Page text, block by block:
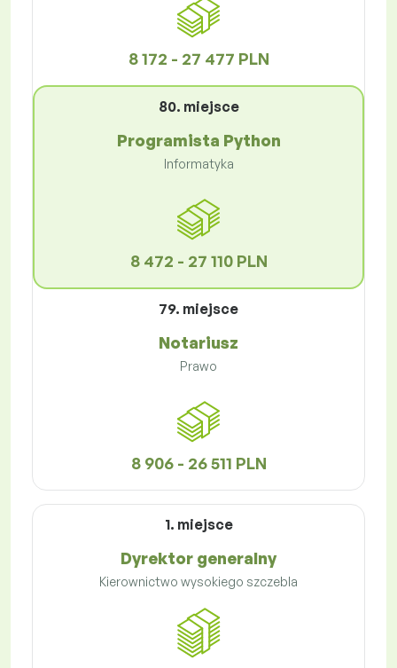
8 172 - 27 477 PLN
80. miejsce
Programista Python
Informatyka
8 472 - 27 110 PLN
79. miejsce
Notariusz
Prawo
8 906 - 26 511 PLN
1. miejsce
Dyrektor generalny
Kierownictwo wysokiego szczebla